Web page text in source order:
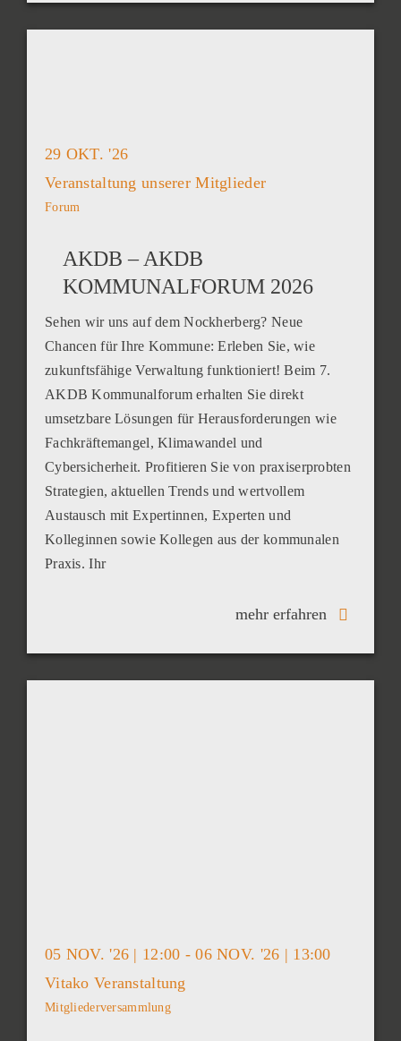
29 OKT. '26
Veranstaltung unserer Mitglieder
Forum
AKDB – AKDB
KOMMUNALFORUM 2026
Sehen wir uns auf dem Nockherberg? Neue
Chancen für Ihre Kommune: Erleben Sie, wie
zukunftsfähige Verwaltung funktioniert! Beim 7.
AKDB Kommunalforum erhalten Sie direkt
umsetzbare Lösungen für Herausforderungen wie
Fachkräftemangel, Klimawandel und
Cybersicherheit. Profitieren Sie von praxiserprobten
Strategien, aktuellen Trends und wertvollem
Austausch mit Expertinnen, Experten und
Kolleginnen sowie Kollegen aus der kommunalen
Praxis. Ihr
mehr erfahren
05 NOV. '26 | 12:00 - 06 NOV. '26 | 13:00
Vitako Veranstaltung
Mitgliederversammlung